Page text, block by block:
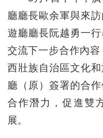
廳廳長歐余軍與來
遊廳廳長阮越勇一
交流下一步合作內
西壯族自治區文化
廳（原）簽署的合
合作潛力，促進雙
展。